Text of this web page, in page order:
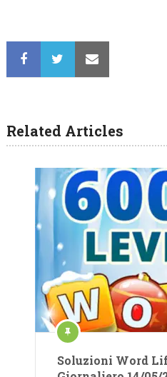
Related Articles
Soluzioni Word